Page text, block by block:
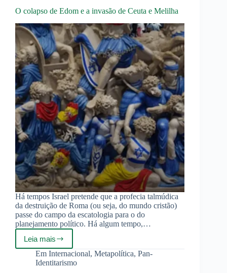
no
O colapso de Edom e a invasão de Ceuta e Melilha
Há tempos Israel pretende que a profecia talmúdica
da destruição de Roma (ou seja, do mundo cristão)
passe do campo da escatologia para o do
planejamento político. Há algum tempo,…
Leia mais
O
colapso
de
Edom
Em Internacional,Metapolítica,Pan-
Identitarismo